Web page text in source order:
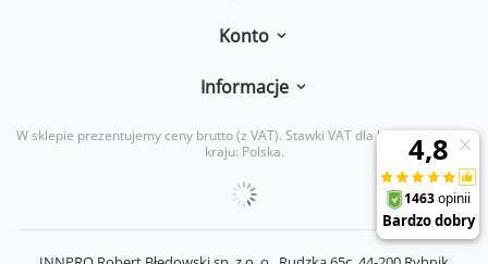
Konto
Informacje
W sklepie prezentujemy ceny brutto (z VAT). Stawki VAT dla konsumentów z
kraju: Polska.